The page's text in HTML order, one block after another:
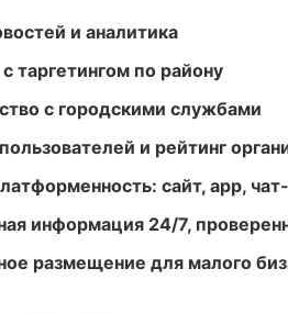
и аналитика
таргетингом по району
с городскими службами
и рейтинг
сайт, app,
информация 24/7,
размещение для малого